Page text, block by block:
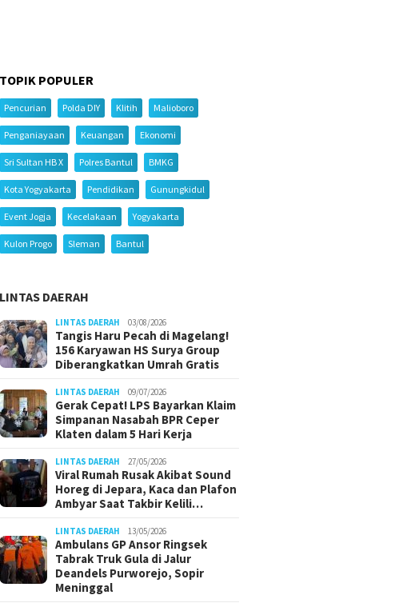
TOPIK POPULER
Pencurian Polda DIY Klitih Malioboro
Penganiayaan Keuangan Ekonomi
Sri Sultan HB X Polres Bantul BMKG
Kota Yogyakarta Pendidikan Gunungkidul
Event Jogja Kecelakaan Yogyakarta
Kulon Progo Sleman Bantul
LINTAS DAERAH
LINTAS DAERAH 03/08/2026
Tangis Haru Pecah di Magelang!
156 Karyawan HS Surya Group
Diberangkatkan Umrah Gratis
LINTAS DAERAH 09/07/2026
Gerak Cepat! LPS Bayarkan Klaim
Simpanan Nasabah BPR Ceper
Klaten dalam 5 Hari Kerja
LINTAS DAERAH 27/05/2026
Viral Rumah Rusak Akibat Sound
Horeg di Jepara, Kaca dan Plafon
Ambyar Saat Takbir Kelili…
LINTAS DAERAH 13/05/2026
Ambulans GP Ansor Ringsek
Tabrak Truk Gula di Jalur
Deandels Purworejo, Sopir
Meninggal